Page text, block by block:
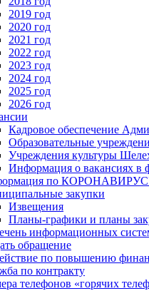
2019 год
2020 год
2021 год
2022 год
2023 год
2024 год
2025 год
2026 год
Кадровое обеспечение
Образовательные
Учреждения культуры
Информация о вакансиях в
по
закупки
Извещения
Планы-графики и планы
информационных
обращение
по повышению
по контракту
телефонов «горячих